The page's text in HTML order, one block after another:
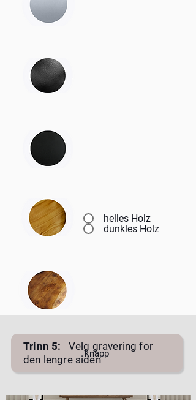
helles Holz
dunkles Holz
knapp
Trinn 5:
Velg gravering for
den lengre siden